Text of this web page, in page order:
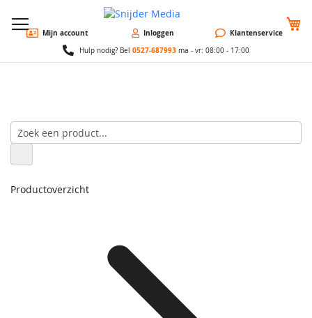
Mijn account Inloggen Klantenservice
Hulp nodig? Bel 0527-687993 ma - vr: 08:00 - 17:00
Productoverzicht